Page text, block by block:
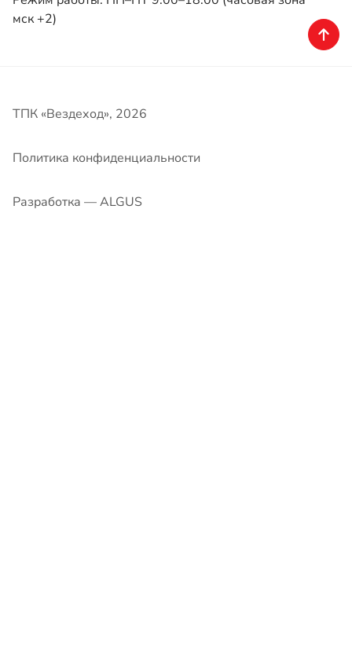
мск +2)
ТПК «Вездеход», 2026
Политика конфиденциальности
Разработка — ALGUS